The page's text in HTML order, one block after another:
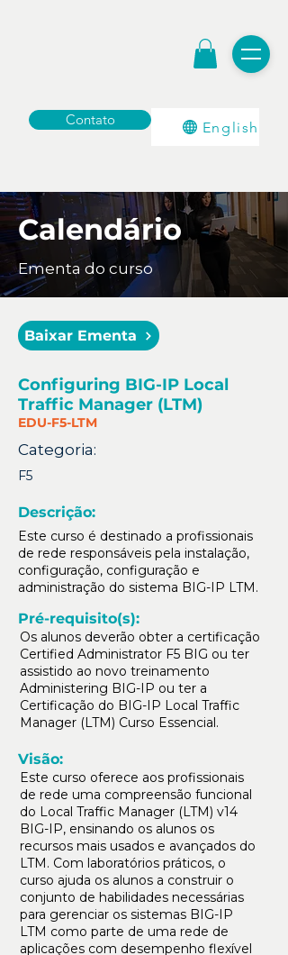
Contato English
Calendário
Ementa do curso
Baixar Ementa
Configuring BIG-IP Local
Traffic Manager (LTM)
EDU-F5-LTM
Categoria:
F5
Descrição:
Este curso é destinado a profissionais
de rede responsáveis pela instalação,
configuração, configuração e
administração do sistema BIG-IP LTM.
Pré-requisito(s):
Os alunos deverão obter a certificação
Certified Administrator F5 BIG ou ter
assistido ao novo treinamento
Administering BIG-IP ou ter a
Certificação do BIG-IP Local Traffic
Manager (LTM) Curso Essencial.
Visão:
Este curso oferece aos profissionais
de rede uma compreensão funcional
do Local Traffic Manager (LTM) v14
BIG-IP, ensinando os alunos os
recursos mais usados e avançados do
LTM. Com laboratórios práticos, o
curso ajuda os alunos a construir o
conjunto de habilidades necessárias
para gerenciar os sistemas BIG-IP
LTM como parte de uma rede de
aplicações com desempenho flexível